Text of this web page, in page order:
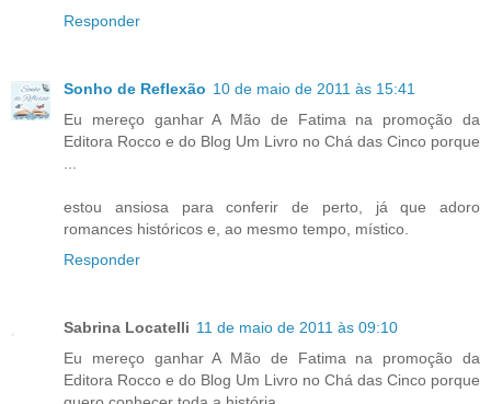
Responder
Sonho de Reflexão 10 de maio de 2011 às 15:41
Eu mereço ganhar A Mão de Fatima na promoção da
Editora Rocco e do Blog Um Livro no Chá das Cinco porque
estou ansiosa para conferir de perto, já que adoro
romances históricos e, ao mesmo tempo, místico.
Responder
Sabrina Locatelli 11 de maio de 2011 às 09:10
Eu mereço ganhar A Mão de Fatima na promoção da
Editora Rocco e do Blog Um Livro no Chá das Cinco porque